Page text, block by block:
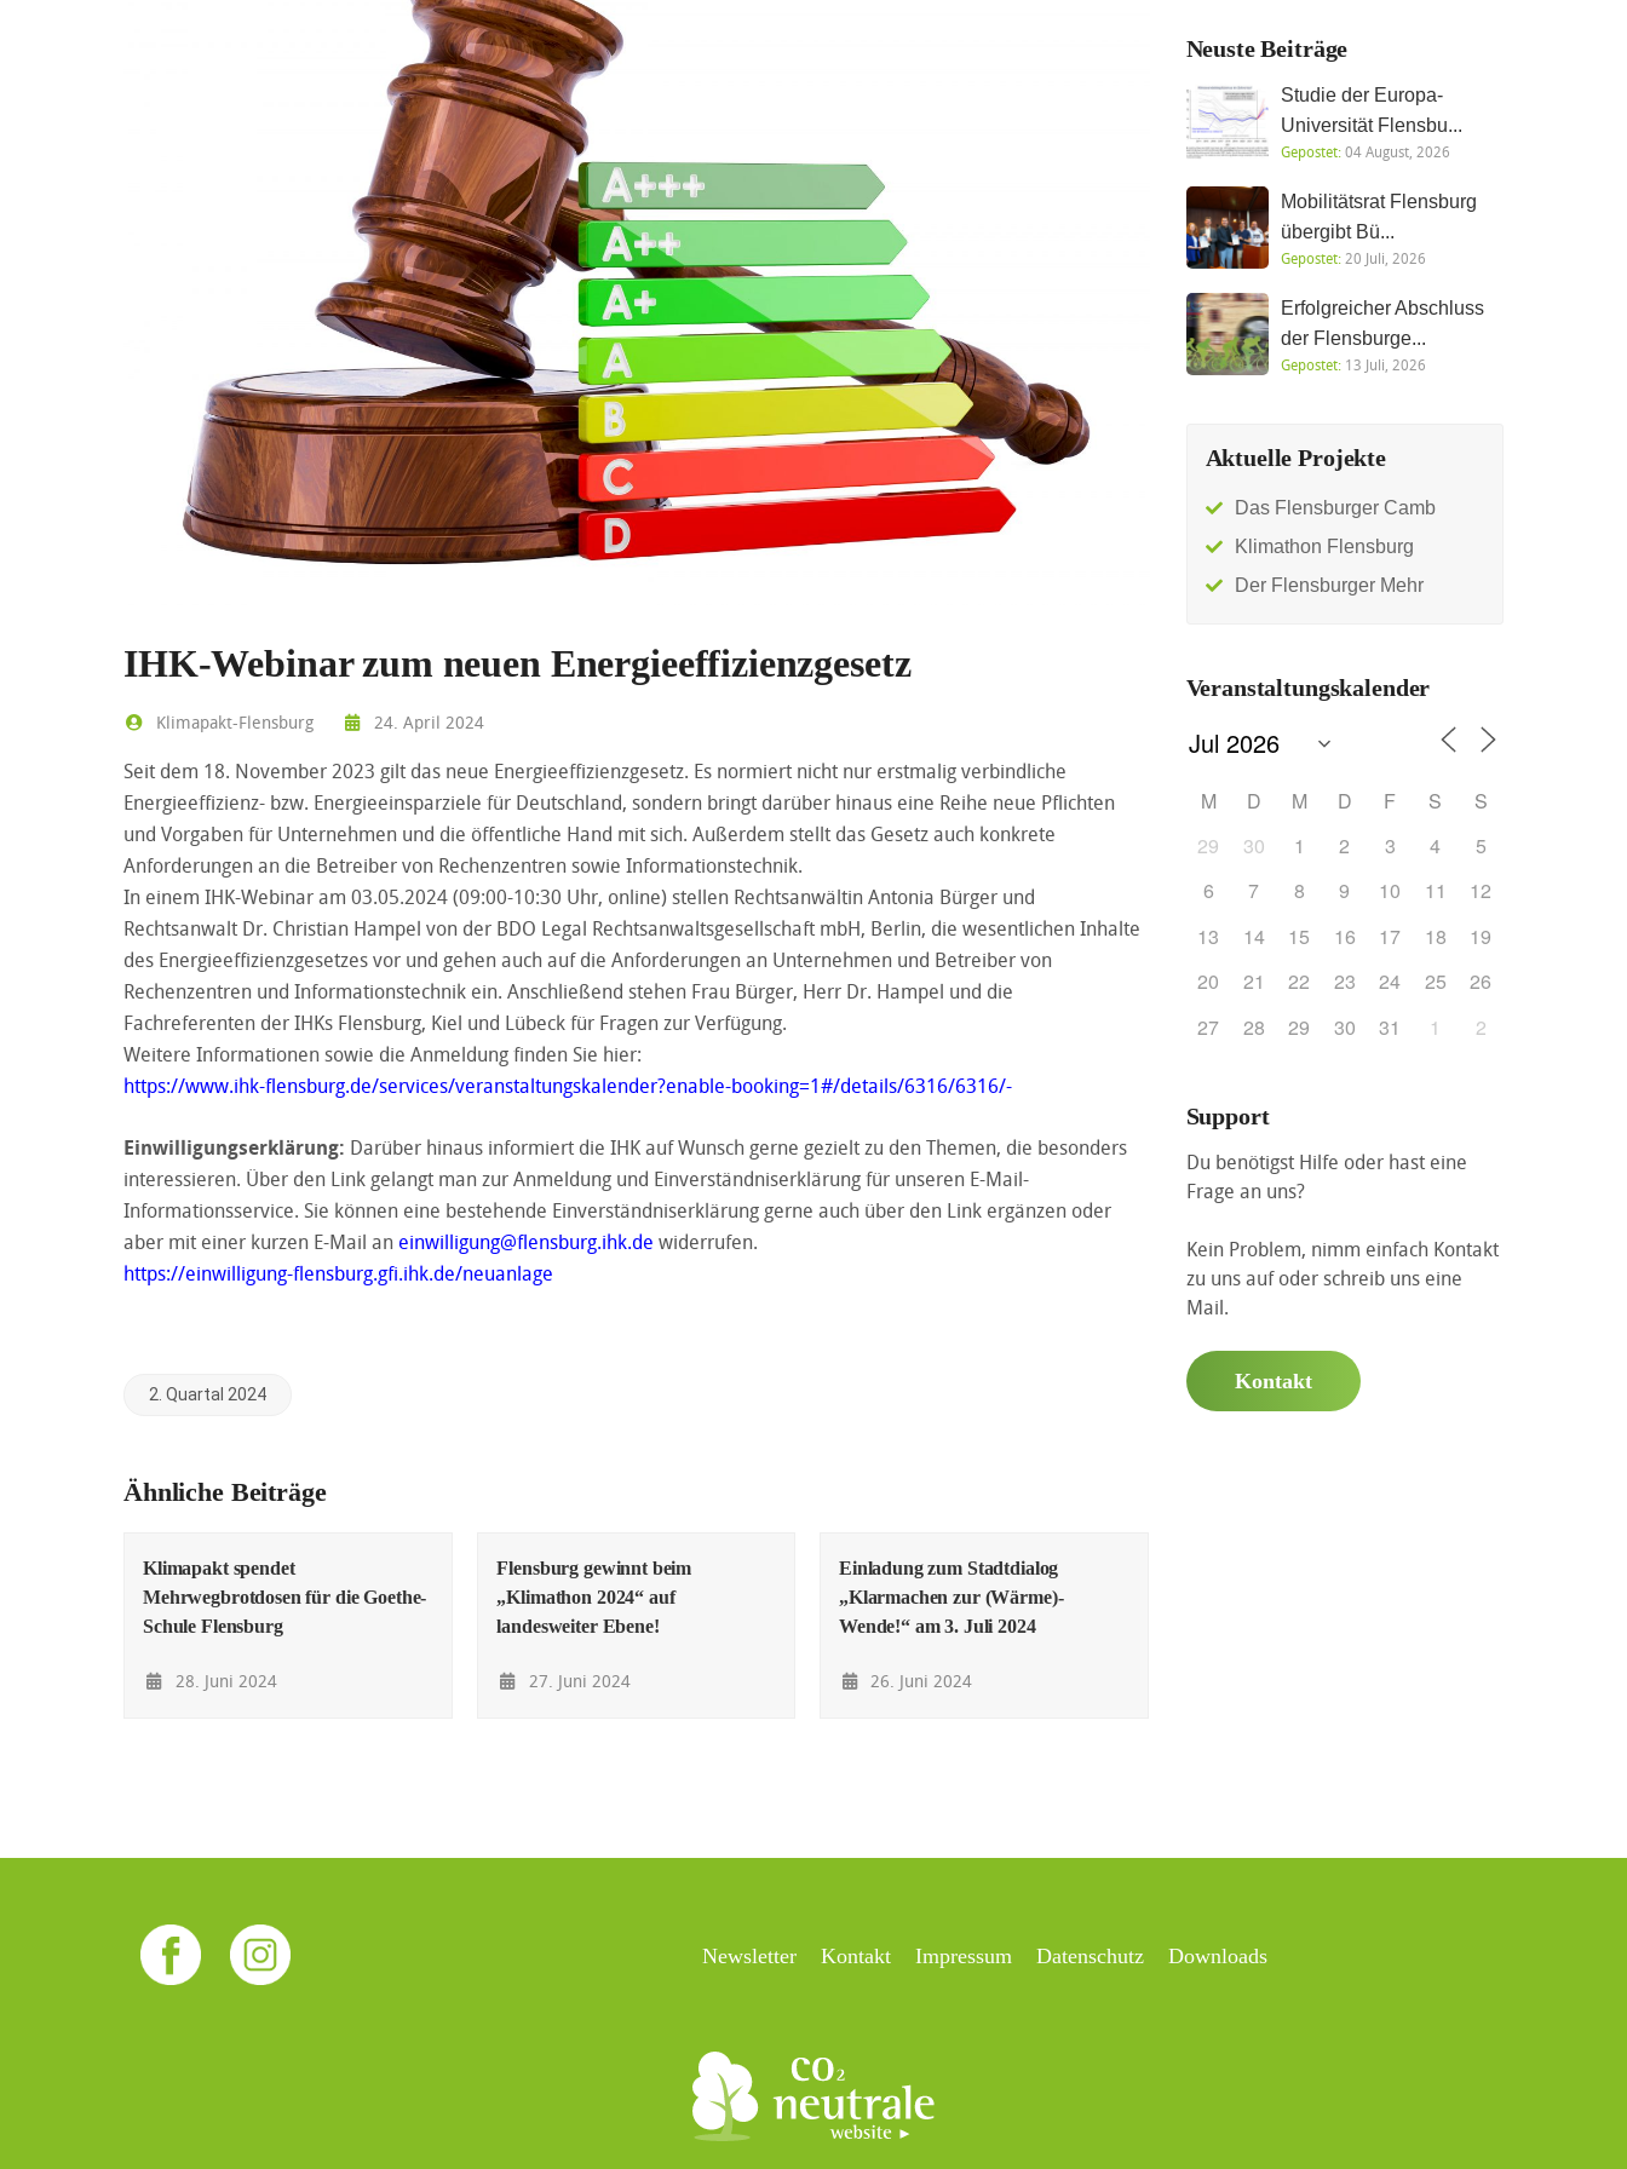
IHK-Webinar zum neuen Energieeffizienzgesetz
Klimapakt-Flensburg 24. April 2024
Seit dem 18. November 2023 gilt das neue Energieeffizienzgesetz. Es normiert nicht nur erstmalig verbindliche
Energieeffizienz- bzw. Energieeinsparziele für Deutschland, sondern bringt darüber hinaus eine Reihe neue Pflichten
und Vorgaben für Unternehmen und die öffentliche Hand mit sich. Außerdem stellt das Gesetz auch konkrete
Anforderungen an die Betreiber von Rechenzentren sowie Informationstechnik.
In einem IHK-Webinar am 03.05.2024 (09:00-10:30 Uhr, online) stellen Rechtsanwältin Antonia Bürger und
Rechtsanwalt Dr. Christian Hampel von der BDO Legal Rechtsanwaltsgesellschaft mbH, Berlin, die wesentlichen Inhalte
des Energieeffizienzgesetzes vor und gehen auch auf die Anforderungen an Unternehmen und Betreiber von
Rechenzentren und Informationstechnik ein. Anschließend stehen Frau Bürger, Herr Dr. Hampel und die
Fachreferenten der IHKs Flensburg, Kiel und Lübeck für Fragen zur Verfügung.
Weitere Informationen sowie die Anmeldung finden Sie hier:
https://www.ihk-flensburg.de/services/veranstaltungskalender?enable-booking=1#/details/6316/6316/-
Einwilligungserklärung: Darüber hinaus informiert die IHK auf Wunsch gerne gezielt zu den Themen, die besonders
interessieren. Über den Link gelangt man zur Anmeldung und Einverständniserklärung für unseren E-Mail-
Informationsservice. Sie können eine bestehende Einverständniserklärung gerne auch über den Link ergänzen oder
aber mit einer kurzen E-Mail an einwilligung@flensburg.ihk.de widerrufen.
https://einwilligung-flensburg.gfi.ihk.de/neuanlage
2. Quartal 2024
Ähnliche Beiträge
Klimapakt spendet
Mehrwegbrotdosen für die Goethe-
Schule Flensburg
28. Juni 2024
Flensburg gewinnt beim
„Klimathon 2024“ auf
landesweiter Ebene!
27. Juni 2024
Einladung zum Stadtdialog
„Klarmachen zur (Wärme)-
Wende!“ am 3. Juli 2024
26. Juni 2024
Neuste Beiträge
Studie der Europa-
Universität Flensbu...
Gepostet:04 August, 2026
Mobilitätsrat Flensburg
übergibt Bü...
Gepostet:20 Juli, 2026
Erfolgreicher Abschluss
der Flensburge...
Gepostet:13 Juli, 2026
Aktuelle Projekte
Das Flensburger Camb
Klimathon Flensburg
Der Flensburger Mehr
Veranstaltungskalender
M D M D F S
S
29
30 1 2 3 4
5
6
7 8 9 10 11
12
13
14 15 16 17 18
19
20
21 22 23 24 25
26
27
28 29 30 31 1 2
Support
Du benötigst Hilfe oder hast eine
Frage an uns?
Kein Problem, nimm einfach Kontakt
zu uns auf oder schreib uns eine
Mail.
Kontakt
Newsletter Kontakt Impressum Datenschutz Downloads